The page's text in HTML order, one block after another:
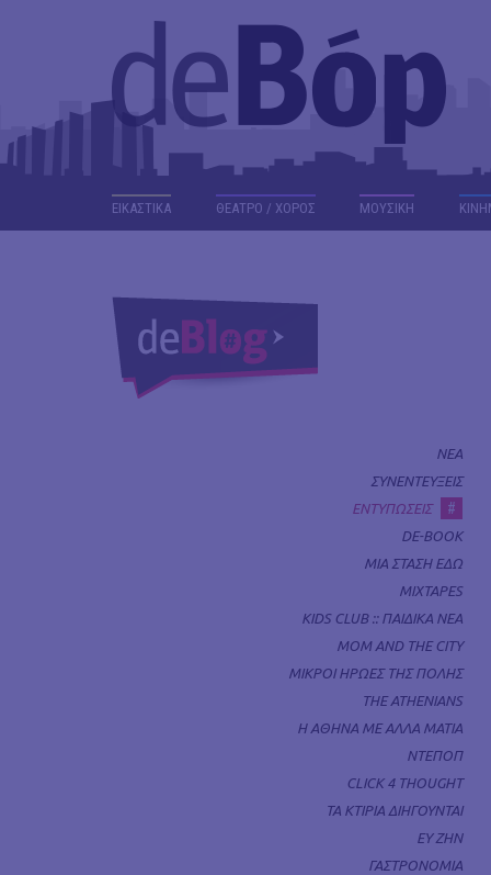
ΕΙΚΑΣΤΙΚΑ ΘΕΑΤΡΟ / ΧΟΡΟΣ ΜΟΥΣΙΚΗ
ΝΕΑ
ΣΥΝΕΝΤΕΥΞΕΙΣ
ΕΝΤΥΠΩΣΕΙΣ
#
DE-BOOK
ΜΙΑ ΣΤΑΣΗ ΕΔΩ
MIXTAPES
KIDS CLUB :: ΠΑΙΔΙΚΑ ΝΕΑ
MOM AND THE CITY
ΜΙΚΡΟΙ ΗΡΩΕΣ ΤΗΣ ΠΟΛΗΣ
THE ATHENIANS
Η ΑΘΗΝΑ ΜΕ ΑΛΛΑ ΜΑΤΙΑ
ΝΤΕΠΟΠ
CLICK 4 THOUGHT
ΤΑ ΚΤΙΡΙΑ ΔΙΗΓΟΥΝΤΑΙ
ΕΥ ΖΗΝ
ΓΑΣΤΡΟΝΟΜΙΑ